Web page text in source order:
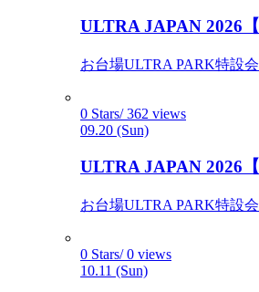
ULTRA JAPAN 2026【
お台場ULTRA PARK特設
0 Stars/ 362 views
09.20 (Sun)
ULTRA JAPAN 2026【
お台場ULTRA PARK特設
0 Stars/ 0 views
10.11 (Sun)